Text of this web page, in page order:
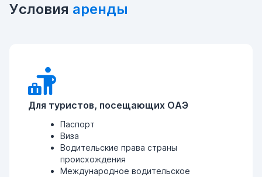
Условия аренды
Для туристов, посещающих ОАЭ
Паспорт
Виза
Водительские права страны
происхождения
Международное водительское